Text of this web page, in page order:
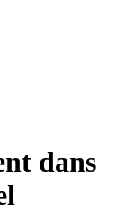
dans